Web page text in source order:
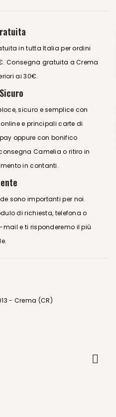
in tutta Italia per ordini
Consegna gratuita a Crema
ai 30€.
sicuro e semplice con
e principali carte di
oppure con bonifico
Camelia o ritiro in
in contanti.
sono importanti per noi.
di richiesta, telefona o
e ti risponderemo il più
- Crema (CR)